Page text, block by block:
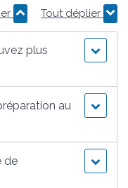
Tout déplier
plus
au
de